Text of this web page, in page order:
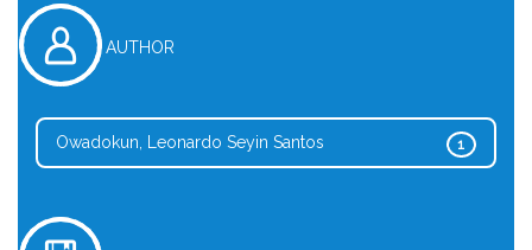
AUTHOR
1
Owadokun, Leonardo Seyin Santos